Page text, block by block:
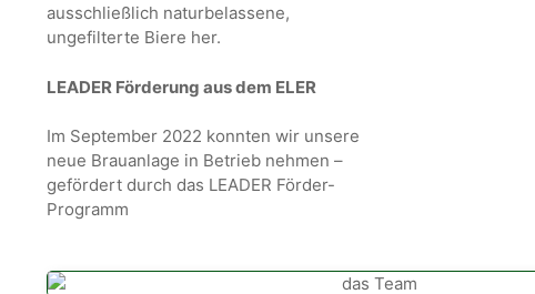
ausschließlich naturbelassene,
ungefilterte Biere her.
LEADER Förderung aus dem ELER
Im September 2022 konnten wir unsere
neue Brauanlage in Betrieb nehmen –
gefördert durch das LEADER Förder-
Programm